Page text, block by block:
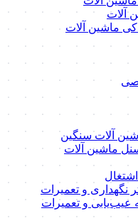
آلات
ماشین آلات
آلات سنگین
ماشین آلات
نگهداری و تعمیرات
عیب‌یابی و تعمیرات